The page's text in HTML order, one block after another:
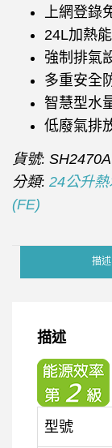
上網登錄
24L加熱
強制排氣
多重安全
智慧型水
低廢氣排
貨號: SH2470A
分類: 24公升熱
(FE)
描述
描述
型號